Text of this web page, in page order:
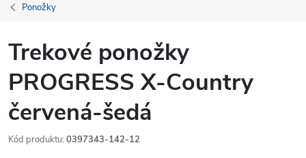
Ponožky
Trekové ponožky
PROGRESS X-Country
červená-šedá
Kód produktu: 0397343-142-12